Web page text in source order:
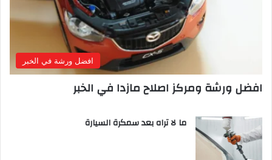
افضل ورشة في الخبر
افضل ورشة ومركز اصلاح مازدا في الخبر
ما لا تراه بعد سمكرة السيارة